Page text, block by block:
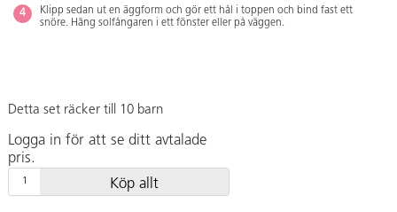
Klipp sedan ut en äggform och gör ett hål i toppen och bind fast ett
snöre. Häng solfångaren i ett fönster eller på väggen.
Detta set räcker till 10 barn
Logga in för att se ditt avtalade
pris.
Köp allt